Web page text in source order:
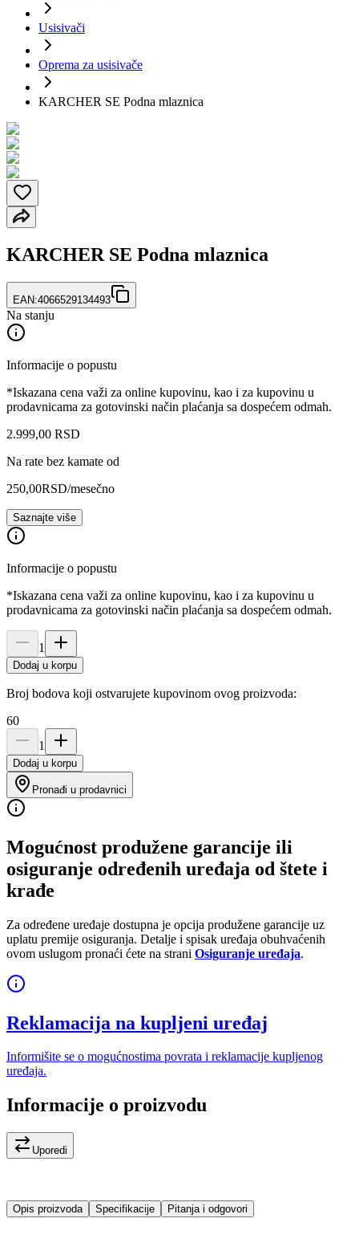
Usisivači
Oprema za usisivače
KARCHER SE Podna mlaznica
KARCHER SE Podna mlaznica
EAN:4066529134493
Na stanju
Informacije o popustu
*Iskazana cena važi za online kupovinu, kao i za kupovinu u
prodavnicama za gotovinski način plaćanja sa dospećem odmah.
2.999,00 RSD
Na rate bez kamate od
250,00RSD/mesečno
Saznajte više
Informacije o popustu
*Iskazana cena važi za online kupovinu, kao i za kupovinu u
prodavnicama za gotovinski način plaćanja sa dospećem odmah.
1
Dodaj u korpu
Broj bodova koji ostvarujete kupovinom ovog proizvoda:
60
1
Dodaj u korpu
Pronađi u prodavnici
Mogućnost produžene garancije ili
osiguranje određenih uređaja od štete i
krađe
Za određene uređaje dostupna je opcija produžene garancije uz
uplatu premije osiguranja. Detalje i spisak uređaja obuhvaćenih
ovom uslugom pronaći ćete na strani Osiguranje uređaja.
Reklamacija na kupljeni uređaj
Informišite se o mogućnostima povrata i reklamacije kupljenog
uređaja.
Informacije o proizvodu
Uporedi
Opis proizvoda Specifikacije Pitanja i odgovori